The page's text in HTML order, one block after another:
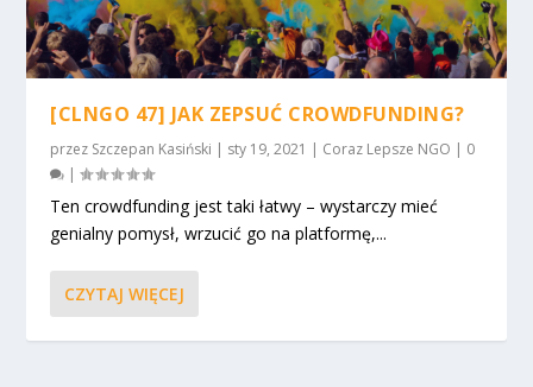
[CLNGO 47] JAK ZEPSUĆ CROWDFUNDING?
przez Szczepan Kasiński | sty 19, 2021 | Coraz Lepsze NGO | 0
|
Ten crowdfunding jest taki łatwy – wystarczy mieć
genialny pomysł, wrzucić go na platformę,...
CZYTAJ WIĘCEJ